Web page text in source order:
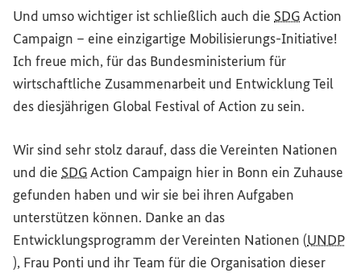
Und umso wichtiger ist schließlich auch die SDGAction
Campaign – eine einzigartige Mobilisierungs-Initiative!
Ich freue mich, für das Bundesministerium für
wirtschaftliche Zusammenarbeit und Entwicklung Teil
des diesjährigen Global Festival ofAction zu sein.
Wir sind sehr stolz darauf, dass die Vereinten Nationen
und die SDGAction Campaign hier in Bonn ein Zuhause
gefunden haben und wir sie bei ihren Aufgaben
unterstützen können. Danke an das
Entwicklungsprogramm der Vereinten Nationen (UNDP
), Frau Ponti und ihrTeam für die Organisation dieser